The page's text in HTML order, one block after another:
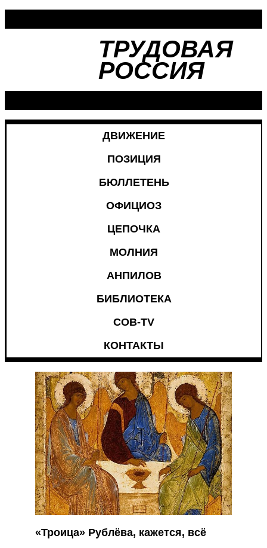
ТРУДОВАЯ
РОССИЯ
ДВИЖЕНИЕ
ПОЗИЦИЯ
БЮЛЛЕТЕНЬ
ОФИЦИОЗ
ЦЕПОЧКА
МОЛНИЯ
АНПИЛОВ
БИБЛИОТЕКА
СОВ-TV
КОНТАКТЫ
«Троица» Рублёва, кажется, всё